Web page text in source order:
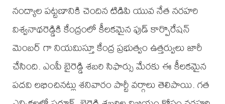
నంద్యాల పట్టణానికి చెందిన టిడిపి యువ నేత నరహరి
విశ్వనాథరెడ్డికి కేంద్రంలో కీలకమైన ఫుడ్ కార్పొరేషన్
మెంబర్ గా నియమిస్తూ కేంద్ర ప్రభుత్వం ఉత్తర్వులు జారీ
చేసింది. ఎంపీ బైరెడ్డి శబరి సిఫార్సు మేరకు ఈ కీలకమైన
పదవి లభించినట్లు శనివారం పార్టీ వర్గాలు తెలిపాయి. గత